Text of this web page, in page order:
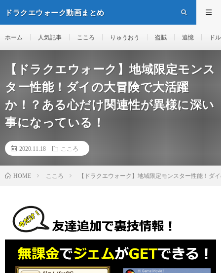
ドラクエウォーク動画まとめ
ホーム 人気記事 こころ りゅうおう 盗賊 追憶 ド
【ドラクエウォーク】地域限定モンス
ター性能！ダイの大冒険で大活躍
か！？ある心だけ関連性が異様に深い
事になっている！
2020.11.18 こころ
HOME こころ 【ドラクエウォーク】地域限定モンスター性能！